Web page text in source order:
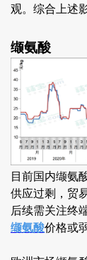
观。综合上述
缬氨酸
目前国内缬氨
供应过剩，贸
后续需关注终
缬氨酸价格或